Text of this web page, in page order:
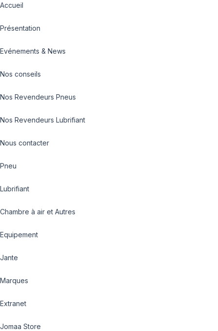
Accueil
Présentation
Evénements & News
Nos conseils
Nos Revendeurs Pneus
Nos Revendeurs Lubrifiant
Nous contacter
Pneu
Lubrifiant
Chambre à air et Autres
Equipement
Jante
Marques
Extranet
Jomaa Store